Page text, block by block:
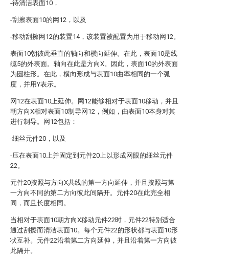
-待清洁表面10，
-刮擦表面10的网12，以及
-移动刮擦网12的装置14，该装置被配置为用于移动网12。
表面10朝彼此垂直的轴向和横向延伸。在此，表面10是线
缆5的外表面。轴向在此是方向X。因此，表面10的外表面
为圆柱形。在此，横向形成与表面10曲率相同的一个弧
度，并用Y表示。
网12在表面10上延伸。网12能够相对于表面10移动，并且
朝方向X相对表面10制导网12，例如，由表面10本身对其
进行制导。网12包括：
-细丝元件20，以及
-压在表面10上并固定到元件20上以形成网眼的细丝元件
22。
元件20按照与方向X共线的第一方向延伸，并且按照与第
一方向不同的第二方向彼此间隔开。元件20在此完全相
同，而且长度相同。
当相对于表面10朝方向X移动元件22时，元件22特别适合
通过刮擦而清洁表面10。每个元件22的形状都与表面10形
状互补。元件22沿着第二方向延伸，并且沿着第一方向彼
此隔开。